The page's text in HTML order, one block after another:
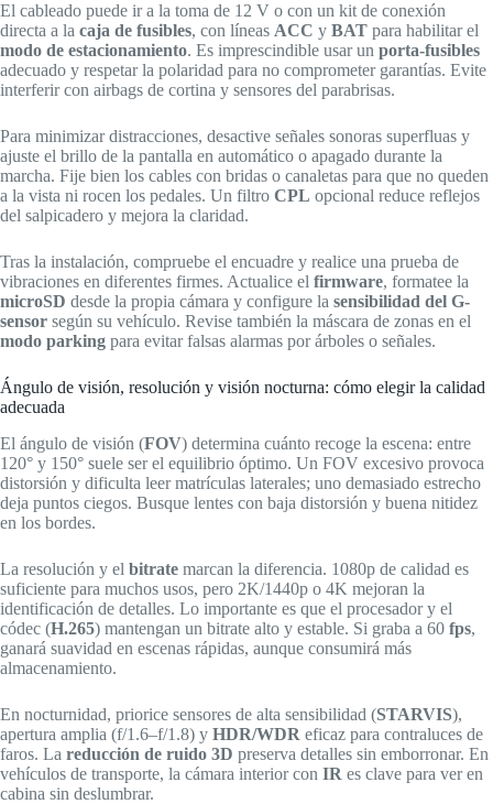
El cableado puede ir a la toma de 12 V o con un kit de conexión
directa a la caja de fusibles, con líneas ACC y BAT para habilitar el
modo de estacionamiento. Es imprescindible usar un porta-fusibles
adecuado y respetar la polaridad para no comprometer garantías. Evite
interferir con airbags de cortina y sensores del parabrisas.
Para minimizar distracciones, desactive señales sonoras superfluas y
ajuste el brillo de la pantalla en automático o apagado durante la
marcha. Fije bien los cables con bridas o canaletas para que no queden
a la vista ni rocen los pedales. Un filtro CPL opcional reduce reflejos
del salpicadero y mejora la claridad.
Tras la instalación, compruebe el encuadre y realice una prueba de
vibraciones en diferentes firmes. Actualice el firmware, formatee la
microSD desde la propia cámara y configure la sensibilidad del G-
sensor según su vehículo. Revise también la máscara de zonas en el
modo parking para evitar falsas alarmas por árboles o señales.
Ángulo de visión, resolución y visión nocturna: cómo elegir la calidad
adecuada
El ángulo de visión (FOV) determina cuánto recoge la escena: entre
120° y 150° suele ser el equilibrio óptimo. Un FOV excesivo provoca
distorsión y dificulta leer matrículas laterales; uno demasiado estrecho
deja puntos ciegos. Busque lentes con baja distorsión y buena nitidez
en los bordes.
La resolución y el bitrate marcan la diferencia. 1080p de calidad es
suficiente para muchos usos, pero 2K/1440p o 4K mejoran la
identificación de detalles. Lo importante es que el procesador y el
códec (H.265) mantengan un bitrate alto y estable. Si graba a 60 fps,
ganará suavidad en escenas rápidas, aunque consumirá más
almacenamiento.
En nocturnidad, priorice sensores de alta sensibilidad (STARVIS),
apertura amplia (f/1.6–f/1.8) y HDR/WDR eficaz para contraluces de
faros. La reducción de ruido 3D preserva detalles sin emborronar. En
vehículos de transporte, la cámara interior con IR es clave para ver en
cabina sin deslumbrar.